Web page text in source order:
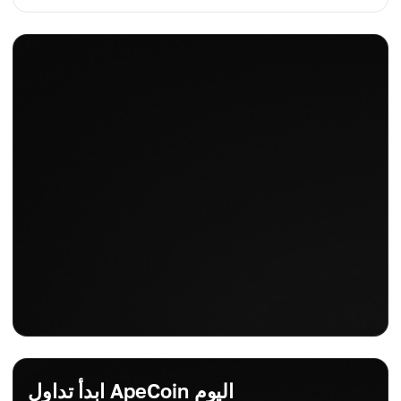
توقعات السعر
ابدأ تداول ApeCoin اليوم